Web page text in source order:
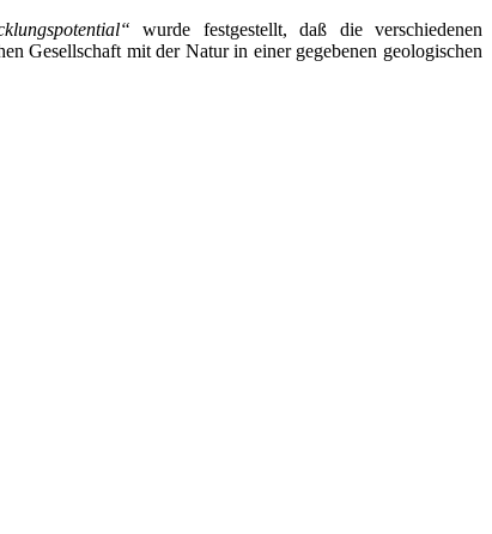
wurde festgestellt, daß die verschiedenen
Gesellschaft mit der Natur in einer gegebenen geologischen